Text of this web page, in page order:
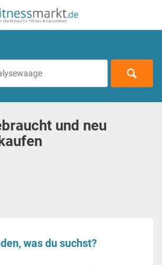
und neu
was du suchst?